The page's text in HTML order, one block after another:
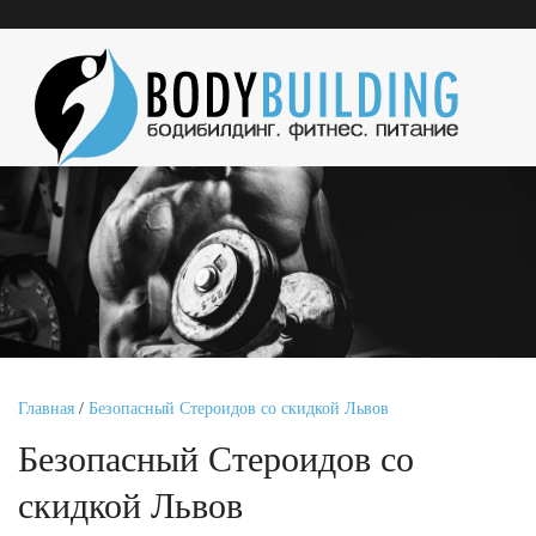
Главная / Безопасный Стероидов со скидкой Львов
Безопасный Стероидов со
скидкой Львов